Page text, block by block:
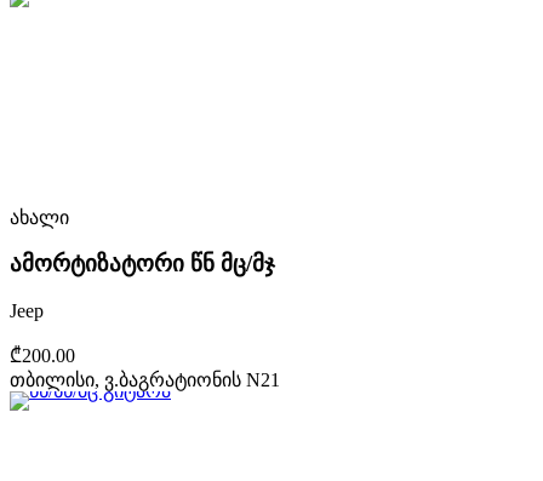
ახალი
ამორტიზატორი წნ მც/მჯ
Jeep
₾200.00
თბილისი, ვ.ბაგრატიონის N21